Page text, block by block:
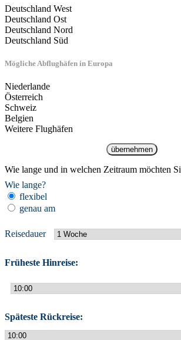
Deutschland West
Deutschland Ost
Deutschland Nord
Deutschland Süd
Mögliche Abflughäfen in Europa
Niederlande
Österreich
Schweiz
Belgien
Weitere Flughäfen
übernehmen
Wie lange und in welchen Zeitraum möchten
Wie lange?
flexibel
genau am
Reisedauer
Früheste Hinreise:
Späteste Rückreise: